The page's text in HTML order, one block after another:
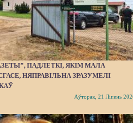
ПАДЛЕТКІ, ЯКІМ МАЛА
НЯПРАВІЛЬНА ЗРАЗУМЕЛІ
Аўторак, 21 Ліпень